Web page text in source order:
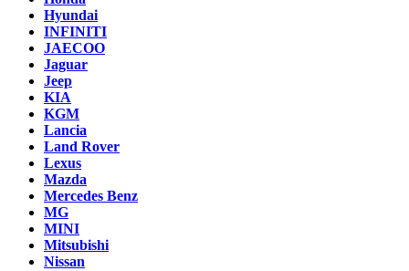
Hyundai
INFINITI
JAECOO
Jaguar
Jeep
KIA
KGM
Lancia
Land Rover
Lexus
Mazda
Mercedes Benz
MG
MINI
Mitsubishi
Nissan